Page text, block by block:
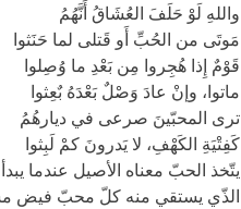
واللهِ لَوْ حَلَفَ العُشَاقُ أَنَّهُمُ
مَوتَى من الحُبِّ أَو قَتلى لما حَنَثوا
قَوْمٌ إِذا هُجِروا مِن بَعْدِ ما وُصِلوا
ماتوا، وإنْ عادَ وَصْلٌ بَعْدَهُ بٌعِثوا
ترى المحبّينَ صرعى في ديارهُمُ
كَفِتْيَةِ الكَهْفِ، لا يَدرونَ كمْ لَبِثوا
يتّخذ الحبّ معناه الأصيل عندما
الذّي يستقي منه كلّ محبّ فيض